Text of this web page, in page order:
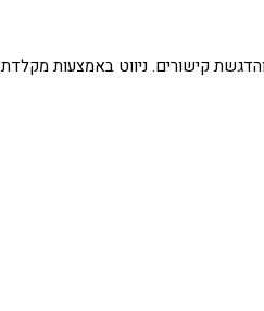
קישורים. ניווט באמצעות מקלדת